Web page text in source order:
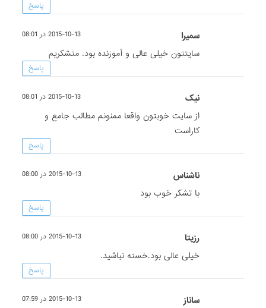
پاسخ
سمیرا 2015-10-13 در 08:01
سایتتون خیلی عالی و آموزنده بود. متشکریم
پاسخ
نیک 2015-10-13 در 08:01
از سایت خوبتون واقعا ممنونم مطالب جامع و
کاراست
پاسخ
ناشناس 2015-10-13 در 08:00
با تشکر خوب بود
پاسخ
رزیتا 2015-10-13 در 08:00
خیلی عالی بود.خسته نباشید.
پاسخ
ساناز 2015-10-13 در 07:59